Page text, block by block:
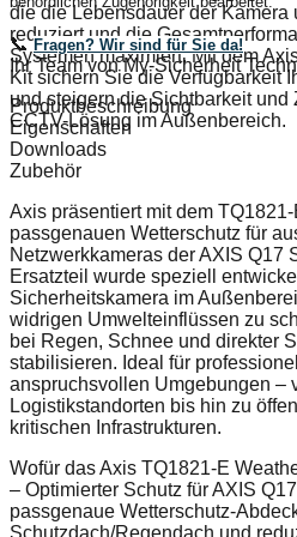
die die Lebensdauer der Kamera
reduziert und die
Systemen maximiert. Mit dem
Kit sichern Sie die Verfügbarkeit
und steigern die Sichtbarkeit und
CCTV-Lösung im Außenbereich.
📞Fragen? Wir sind für Sie da!
Ihr Team von My-Sicherheit
Produktbeschreibung
Eigenschaften
Downloads
Zubehör
Axis präsentiert mit dem
passgenauen Wetterschutz für
Netzwerkkameras der AXIS Q17
Ersatzteil wurde speziell
Sicherheitskamera im
widrigen Umwelteinflüssen zu
bei Regen, Schnee und direkter
stabilisieren. Ideal für
anspruchsvollen Umgebungen –
Logistikstandorten bis hin zu
kritischen Infrastrukturen.
Wofür das Axis TQ1821-E
– Optimierter Schutz für AXIS
passgenaue Wetterschutz-
Schutzdach/Regendach und